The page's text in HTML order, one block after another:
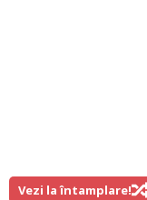
Vezi la întamplare!